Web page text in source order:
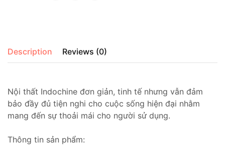
Description Reviews (0)
Nội thất Indochine đơn giản, tinh tế nhưng vẫn đảm
bảo đầy đủ tiện nghi cho cuộc sống hiện đại nhằm
mang đến sự thoải mái cho người sử dụng.
Thông tin sản phẩm: